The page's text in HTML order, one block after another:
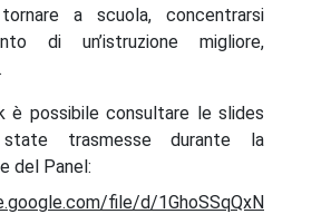
a scuola, concentrarsi
di un’istruzione migliore,
è possibile consultare le slides
trasmesse durante la
del Panel:
file/d/1GhoSSqQxN